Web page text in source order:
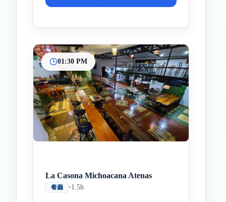
01:30 PM
La Casona Michoacana Atenas
餐廳 •1.5h